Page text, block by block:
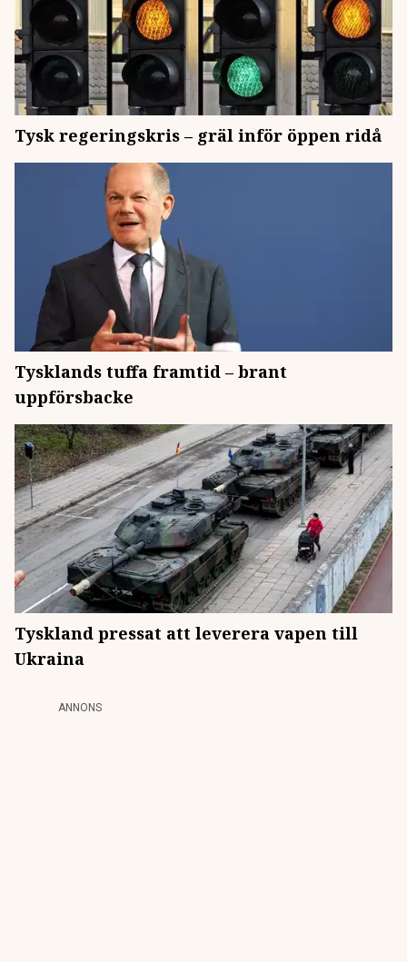
Tysk regeringskris – gräl inför öppen ridå
Tysklands tuffa framtid – brant
uppförsbacke
Tyskland pressat att leverera vapen till
Ukraina
ANNONS